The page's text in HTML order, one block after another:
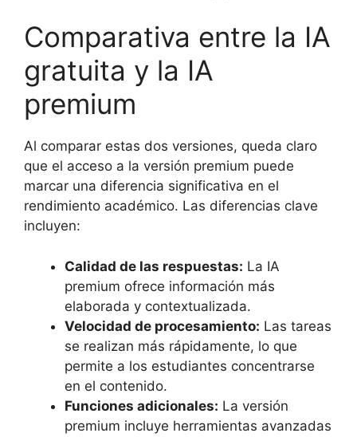
Comparativa entre la IA
gratuita y la IA
premium
Al comparar estas dos versiones, queda claro
que el acceso a la versión premium puede
marcar una diferencia significativa en el
rendimiento académico. Las diferencias clave
incluyen:
Calidad de las respuestas: La IA
premium ofrece información más
elaborada y contextualizada.
Velocidad de procesamiento: Las tareas
se realizan más rápidamente, lo que
permite a los estudiantes concentrarse
en el contenido.
Funciones adicionales: La versión
premium incluye herramientas avanzadas